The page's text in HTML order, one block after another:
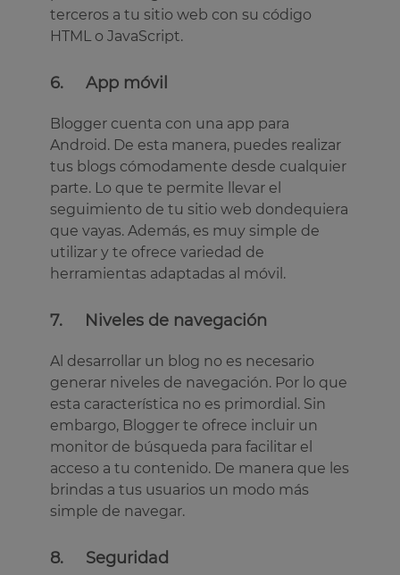
terceros a tu sitio web con su código
HTML o JavaScript.
6. App móvil
Blogger cuenta con una app para
Android. De esta manera, puedes realizar
tus blogs cómodamente desde cualquier
parte. Lo que te permite llevar el
seguimiento de tu sitio web dondequiera
que vayas. Además, es muy simple de
utilizar y te ofrece variedad de
herramientas adaptadas al móvil.
7. Niveles de navegación
Al desarrollar un blog no es necesario
generar niveles de navegación. Por lo que
esta característica no es primordial. Sin
embargo, Blogger te ofrece incluir un
monitor de búsqueda para facilitar el
acceso a tu contenido. De manera que les
brindas a tus usuarios un modo más
simple de navegar.
8. Seguridad